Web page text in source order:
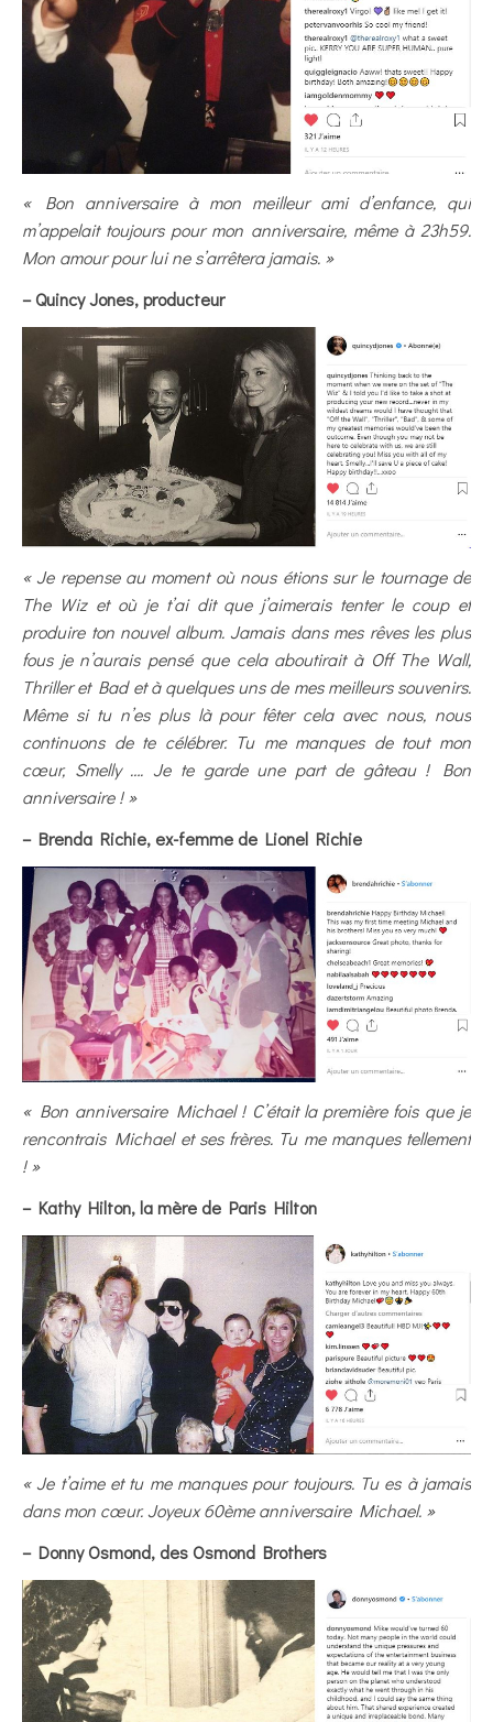
« Bon anniversaire à mon meilleur ami d’enfance, qui
m’appelait toujours pour mon anniversaire, même à 23h59.
Mon amour pour lui ne s’arrêtera jamais. »
– Quincy Jones, producteur
« Je repense au moment où nous étions sur le tournage de
The Wiz et où je t’ai dit que j’aimerais tenter le coup et
produire ton nouvel album. Jamais dans mes rêves les plus
fous je n’aurais pensé que cela aboutirait à Off The Wall,
Thriller et Bad et à quelques uns de mes meilleurs souvenirs.
Même si tu n’es plus là pour fêter cela avec nous, nous
continuons de te célébrer. Tu me manques de tout mon
cœur, Smelly …. Je te garde une part de gâteau ! Bon
anniversaire ! »
– Brenda Richie, ex-femme de Lionel Richie
« Bon anniversaire Michael ! C’était la première fois que je
rencontrais Michael et ses frères. Tu me manques tellement
! »
– Kathy Hilton, la mère de Paris Hilton
« Je t’aime et tu me manques pour toujours. Tu es à jamais
dans mon cœur. Joyeux 60ème anniversaire Michael. »
– Donny Osmond, des Osmond Brothers